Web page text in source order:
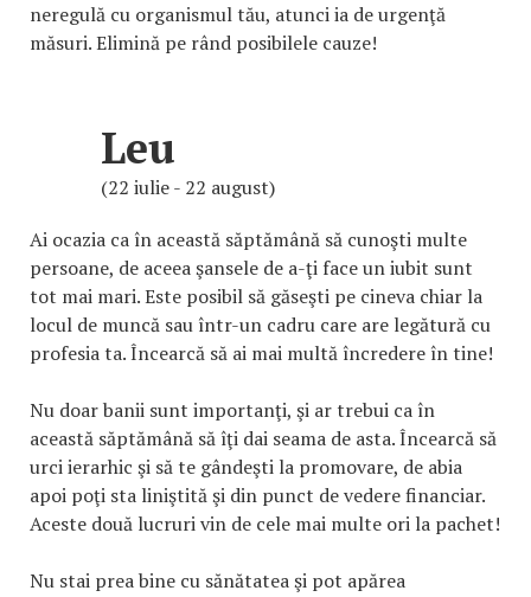
neregulă cu organismul tău, atunci ia de urgenţă
măsuri. Elimină pe rând posibilele cauze!
Leu
(22 iulie - 22 august)
Ai ocazia ca în această săptămână să cunoşti multe
persoane, de aceea şansele de a-ţi face un iubit sunt
tot mai mari. Este posibil să găseşti pe cineva chiar la
locul de muncă sau într-un cadru care are legătură cu
profesia ta. Încearcă să ai mai multă încredere în tine!
Nu doar banii sunt importanţi, şi ar trebui ca în
această săptămână să îţi dai seama de asta. Încearcă să
urci ierarhic şi să te gândeşti la promovare, de abia
apoi poţi sta liniştită şi din punct de vedere financiar.
Aceste două lucruri vin de cele mai multe ori la pachet!
Nu stai prea bine cu sănătatea şi pot apărea